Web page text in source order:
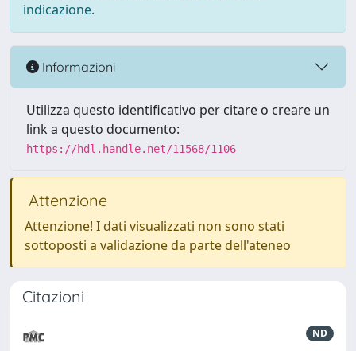
indicazione.
Informazioni
Utilizza questo identificativo per citare o creare un
link a questo documento:
https://hdl.handle.net/11568/1106
Attenzione
Attenzione! I dati visualizzati non sono stati
sottoposti a validazione da parte dell'ateneo
Citazioni
ND